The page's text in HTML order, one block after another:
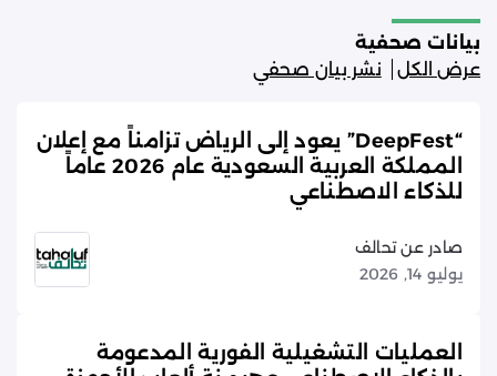
بيانات صحفية
عرض الكل
نشر بيان صحفي
“DeepFest” يعود إلى الرياض تزامناً مع إعلان
المملكة العربية السعودية عام 2026 عاماً
للذكاء الاصطناعي
صادر عن تحالف
يوليو 14, 2026
العمليات التشغيلية الفورية المدعومة